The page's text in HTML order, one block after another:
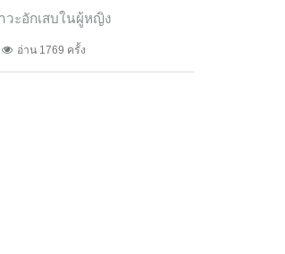
วะอักเสบในผู้หญิง
อ่าน 1769 ครั้ง